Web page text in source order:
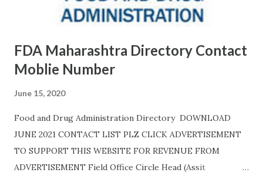
FDA Maharashtra Directory Contact
Moblie Number
June 15, 2020
Food and Drug Administration Directory DOWNLOAD
JUNE 2021 CONTACT LIST PLZ CLICK ADVERTISEMENT
TO SUPPORT THIS WEBSITE FOR REVENUE FROM
ADVERTISEMENT Field Office Circle Head (Assit